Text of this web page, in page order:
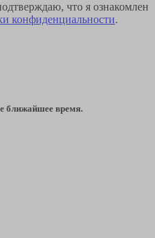
что я ознакомлен
конфиденциальности.
ближайшее время.